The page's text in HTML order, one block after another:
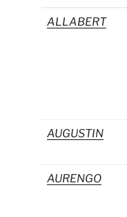
Nom
ALLABERT
AUGUSTIN
AURENGO